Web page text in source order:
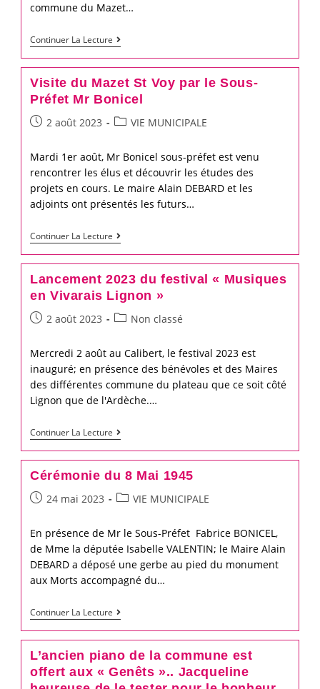
commune du Mazet…
Continuer La Lecture
Geoptis
analyse
notre
réseau
Visite du Mazet St Voy par le Sous-
Préfet Mr Bonicel
Post2 août 2023
PostVIE MUNICIPALE
Mardi 1er août, Mr Bonicel sous-préfet est venu
rencontrer les élus et découvrir les études des
projets en cours. Le maire Alain DEBARD et les
adjoints ont présentés les futurs…
Continuer La Lecture
Visite
du
Mazet
St
par
Sous-
Préfet
Mr
Lancement 2023 du festival « Musiques
en Vivarais Lignon »
Post2 août 2023
PostNon classé
Mercredi 2 août au Calibert, le festival 2023 est
inauguré; en présence des bénévoles et des Maires
des différentes commune du plateau que ce soit côté
Lignon que de l'Ardèche.…
Continuer La Lecture
Lancement
2023
du
« Musiques
Vivarais
Lignon »
Cérémonie du 8 Mai 1945
Post24 mai 2023
PostVIE MUNICIPALE
En présence de Mr le Sous-Préfet Fabrice BONICEL,
de Mme la députée Isabelle VALENTIN; le Maire Alain
DEBARD a déposé une gerbe au pied du monument
aux Morts accompagné du…
Continuer La Lecture
Cérémonie
du
Mai
1945
L’ancien piano de la commune est
offert aux « Genêts ».. Jacqueline